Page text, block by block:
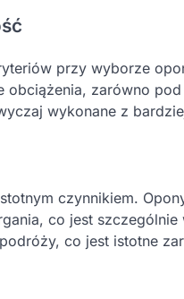
przy wyborze
obciążenia, zarówno
wykonane z
czynnikiem.
co jest
co jest istotne